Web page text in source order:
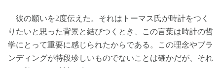
彼の願いを2度伝えた。それはトーマス氏が時計をつく
りたいと思った背景と結びつくとき、この言葉は時計の哲
学にとって重要に感じられたからである。この理念やブラ
ンディングが特段珍しいものでないことは確かだが、それ